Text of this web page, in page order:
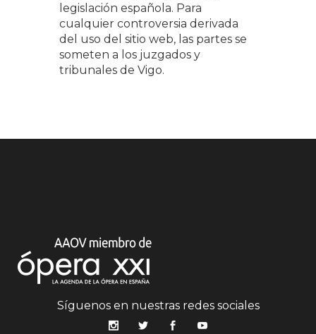
legislación española. Para
cualquier controversia derivada
del uso del sitio web, las partes se
someten a los juzgados y
tribunales de Vigo.
Síguenos en nuestras redes sociales